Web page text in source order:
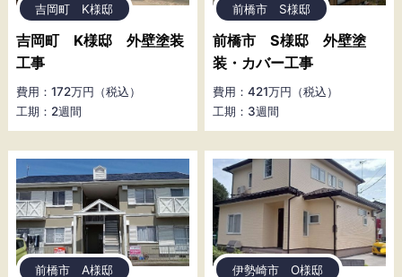
吉岡町 K様邸
吉岡町 K様邸 外壁塗装
工事
費用：172万円（税込）
工期：2週間
前橋市 S様邸
前橋市 S様邸 外壁塗
装・カバー工事
費用：421万円（税込）
工期：3週間
前橋市 A様邸 伊勢崎市 O様邸